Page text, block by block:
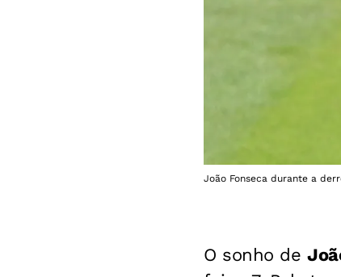
João Fonseca durante a
O sonho de